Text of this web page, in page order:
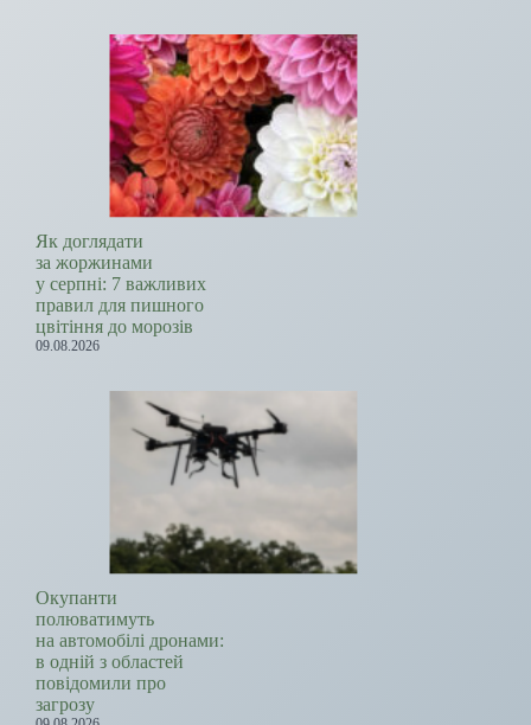
Як доглядати
за жоржинами
у серпні: 7 важливих
правил для пишного
цвітіння до морозів
09.08.2026
Окупанти
полюватимуть
на автомобілі дронами:
в одній з областей
повідомили про
загрозу